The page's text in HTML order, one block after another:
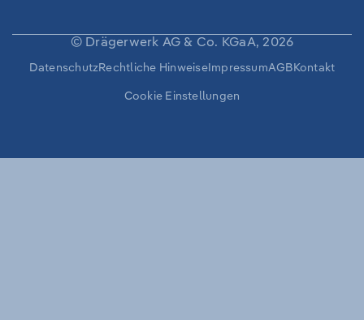
WECHSELN
© Drägerwerk AG & Co. KGaA, 2026
Sekundäre
Navigation
DatenschutzRechtliche HinweiseImpressumAGB Kontakt
Cookie Einstellungen